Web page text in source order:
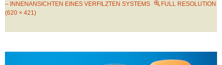
– INNENANSICHTEN EINES VERFILZTEN SYSTEMS
FULL RESOLUTION
(620 × 421)